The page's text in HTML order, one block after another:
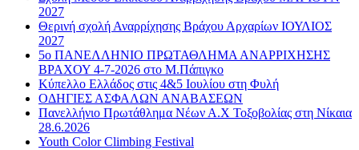
2027
Θερινή σχολή Αναρρίχησης Βράχου Αρχαρίων ΙΟΥΛΙΟΣ
2027
5ο ΠΑΝΕΛΛΗΝΙΟ ΠΡΩΤΑΘΛΗΜΑ ΑΝΑΡΡΙΧΗΣΗΣ
ΒΡΑΧΟΥ 4-7-2026 στο Μ.Πάπιγκο
Κύπελλο Ελλάδος στις 4&5 Ιουλίου στη Φυλή
ΟΔΗΓΙΕΣ ΑΣΦΑΛΩΝ ΑΝΑΒΑΣΕΩΝ
Πανελλήνιο Πρωτάθλημα Νέων Α.Χ Τοξοβολίας στη Νίκαια
28.6.2026
Youth Color Climbing Festival